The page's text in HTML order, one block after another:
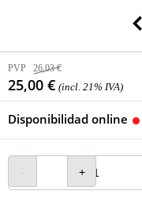
PVP 26,03 €
25,00 € (incl. 21% IVA)
Disponibilidad online